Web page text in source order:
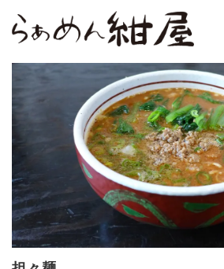
紺屋のラーメンとは
紺屋の材料表
メニュー
通販